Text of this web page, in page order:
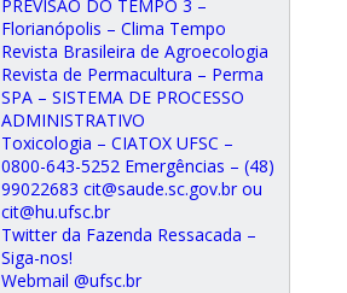
PREVISÃO DO TEMPO 3 –
Florianópolis – Clima Tempo
Revista Brasileira de Agroecologia
Revista de Permacultura – Perma
SPA – SISTEMA DE PROCESSO
ADMINISTRATIVO
Toxicologia – CIATOX UFSC –
0800-643-5252 Emergências – (48)
99022683 cit@saude.sc.gov.br ou
cit@hu.ufsc.br
Twitter da Fazenda Ressacada –
Siga-nos!
Webmail @ufsc.br